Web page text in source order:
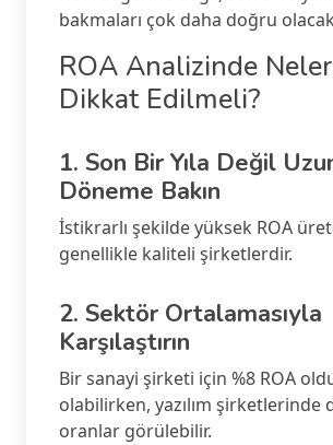
bakmaları çok daha doğru
ROA Analizinde
Dikkat Edilmeli?
1. Son Bir Yıla Değil
Döneme Bakın
İstikrarlı şekilde yüksek ROA
genellikle kaliteli şirketlerdir.
2. Sektör Ortalamasıyla
Karşılaştırın
Bir sanayi şirketi için %8 ROA
olabilirken, yazılım şirketlerinde
oranlar görülebilir.